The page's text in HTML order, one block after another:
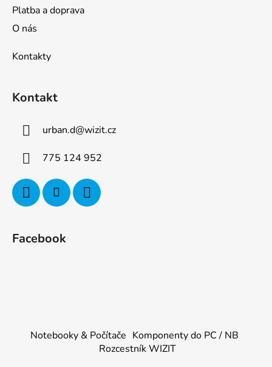
Platba a doprava
O nás
Kontakty
Kontakt
urban.d@wizit.cz
775 124 952
Facebook
Notebooky & Počítače Komponenty do PC / NB
Rozcestník WIZIT